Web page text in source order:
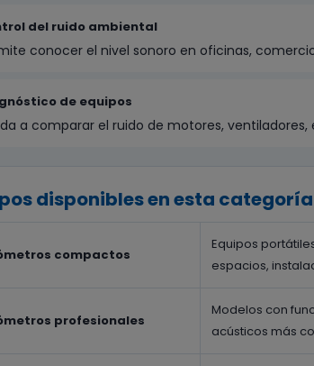
del ruido ambiental
conocer el nivel sonoro en oficinas,
de equipos
a comparar el ruido de motores,
disponibles en esta categoría
compactos
Equipos
espacios,
profesionales
Modelos con
acústicos más